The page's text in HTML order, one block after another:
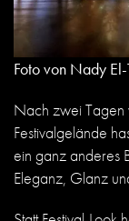
Foto von Nady
Nach zwei Tagen
Festivalgelände
ein ganz anderes
Eleganz, Glanz